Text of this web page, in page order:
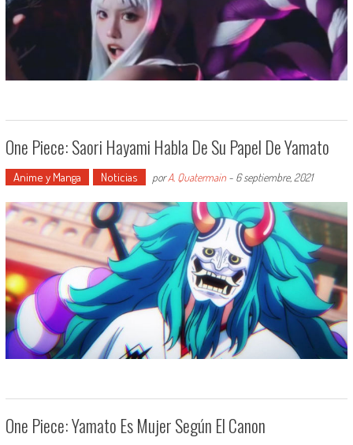
One Piece: Saori Hayami Habla De Su Papel De Yamato
Anime y Manga Noticias porA. Quatermain- 6 septiembre, 2021
One Piece: Yamato Es Mujer Según El Canon